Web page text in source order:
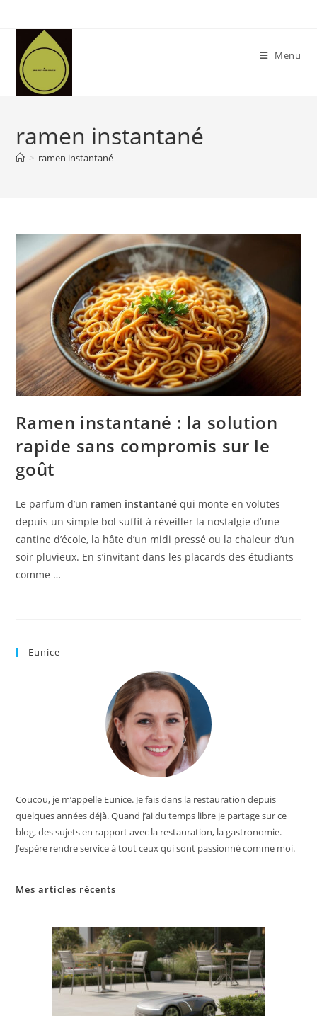
content
Menu
ramen instantané
> ramen instantané
Ramen instantané : la solution
rapide sans compromis sur le
goût
Le parfum d’un ramen instantané qui monte en volutes
depuis un simple bol suffit à réveiller la nostalgie d’une
cantine d’école, la hâte d’un midi pressé ou la chaleur d’un
soir pluvieux. En s’invitant dans les placards des étudiants
comme …
Eunice
Coucou, je m’appelle Eunice. Je fais dans la restauration depuis
quelques années déjà. Quand j’ai du temps libre je partage sur ce
blog, des sujets en rapport avec la restauration, la gastronomie.
J’espère rendre service à tout ceux qui sont passionné comme moi.
Mes articles récents